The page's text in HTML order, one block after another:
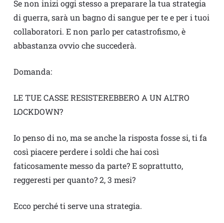
Se non inizi oggi stesso a preparare la tua strategia
di guerra, sarà un bagno di sangue per te e per i tuoi
collaboratori. E non parlo per catastrofismo, è
abbastanza ovvio che succederà.
Domanda:
LE TUE CASSE RESISTEREBBERO A UN ALTRO
LOCKDOWN?
Io penso di no, ma se anche la risposta fosse si, ti fa
così piacere perdere i soldi che hai così
faticosamente messo da parte? E soprattutto,
reggeresti per quanto? 2, 3 mesi?
Ecco perché ti serve una strategia.